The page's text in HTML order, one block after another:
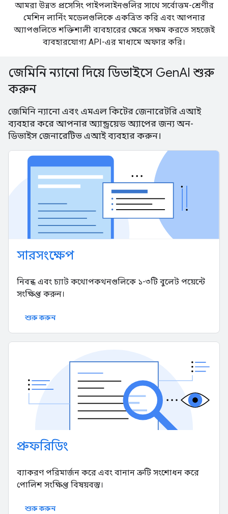
আমরা উন্নত প্রসেসিং পাইপলাইনগুলির সাথে সর্বোত্তম-শ্রেণীর
মেশিন লার্নিং মডেলগুলিকে একত্রিত করি এবং আপনার
অ্যাপগুলিতে শক্তিশালী ব্যবহারের ক্ষেত্রে সক্ষম করতে সহজেই
ব্যবহারযোগ্য API-এর মাধ্যমে অফার করি।
জেমিনি ন্যানো দিয়ে ডিভাইসে GenAI শুরু
করুন
জেমিনি ন্যানো এবং এমএল কিটের জেনারেটরি এআই
ব্যবহার করে আপনার অ্যান্ড্রয়েড অ্যাপের জন্য অন-
ডিভাইস জেনারেটিভ এআই ব্যবহার করুন।
সারসংক্ষেপ
নিবন্ধ এবং চ্যাট কথোপকথনগুলিকে ১-৩টি বুলেট পয়েন্টে
সংক্ষিপ্ত করুন।
শুরু করুন
প্রুফরিডিং
ব্যাকরণ পরিমার্জন করে এবং বানান ত্রুটি সংশোধন করে
পোলিশ সংক্ষিপ্ত বিষয়বস্তু।
শুরু করুন